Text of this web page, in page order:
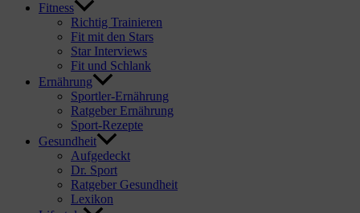
Fitness
Richtig Trainieren
Fit mit den Stars
Star Interviews
Fit und Schlank
Ernährung
Sportler-Ernährung
Ratgeber Ernährung
Sport-Rezepte
Gesundheit
Aufgedeckt
Dr. Sport
Ratgeber Gesundheit
Lexikon